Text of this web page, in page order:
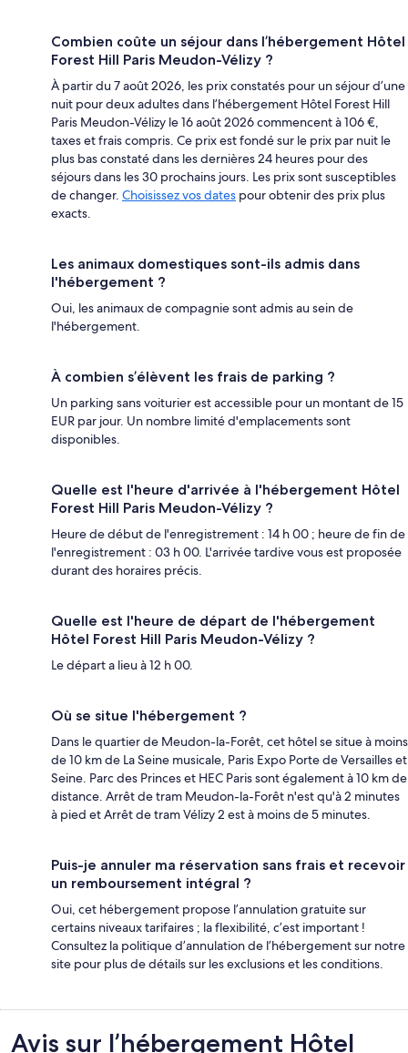
Combien coûte un séjour dans l’hébergement Hôtel
Forest Hill Paris Meudon-Vélizy ?
À partir du 7 août 2026, les prix constatés pour un séjour d’une
nuit pour deux adultes dans l’hébergement Hôtel Forest Hill
Paris Meudon-Vélizy le 16 août 2026 commencent à 106 €,
taxes et frais compris. Ce prix est fondé sur le prix par nuit le
plus bas constaté dans les dernières 24 heures pour des
séjours dans les 30 prochains jours. Les prix sont susceptibles
de changer. Choisissez vos dates pour obtenir des prix plus
exacts.
Les animaux domestiques sont-ils admis dans
l'hébergement ?
Oui, les animaux de compagnie sont admis au sein de
l'hébergement.
À combien s’élèvent les frais de parking ?
Un parking sans voiturier est accessible pour un montant de 15
EUR par jour. Un nombre limité d'emplacements sont
disponibles.
Quelle est l'heure d'arrivée à l'hébergement Hôtel
Forest Hill Paris Meudon-Vélizy ?
Heure de début de l'enregistrement : 14 h 00 ; heure de fin de
l'enregistrement : 03 h 00. L'arrivée tardive vous est proposée
durant des horaires précis.
Quelle est l'heure de départ de l'hébergement
Hôtel Forest Hill Paris Meudon-Vélizy ?
Le départ a lieu à 12 h 00.
Où se situe l'hébergement ?
Dans le quartier de Meudon-la-Forêt, cet hôtel se situe à moins
de 10 km de La Seine musicale, Paris Expo Porte de Versailles et
Seine. Parc des Princes et HEC Paris sont également à 10 km de
distance. Arrêt de tram Meudon-la-Forêt n'est qu'à 2 minutes
à pied et Arrêt de tram Vélizy 2 est à moins de 5 minutes.
Puis-je annuler ma réservation sans frais et recevoir
un remboursement intégral ?
Oui, cet hébergement propose l’annulation gratuite sur
certains niveaux tarifaires ; la flexibilité, c’est important !
Consultez la politique d’annulation de l’hébergement sur notre
site pour plus de détails sur les exclusions et les conditions.
Avis
Avis sur l’hébergement Hôtel